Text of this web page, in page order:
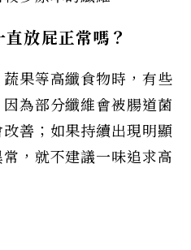
直放屁正常嗎？
果等高纖食物時，有些
為部分纖維會被腸道菌
善；如果持續出現明顯
，就不建議一味追求高